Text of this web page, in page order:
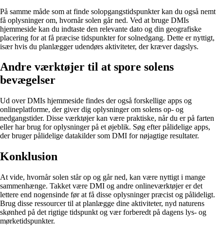
På samme måde som at finde solopgangstidspunkter kan du også nemt
få oplysninger om, hvornår solen går ned. Ved at bruge DMIs
hjemmeside kan du indtaste den relevante dato og din geografiske
placering for at få præcise tidspunkter for solnedgang. Dette er nyttigt,
især hvis du planlægger udendørs aktiviteter, der kræver dagslys.
Andre værktøjer til at spore solens
bevægelser
Ud over DMIs hjemmeside findes der også forskellige apps og
onlineplatforme, der giver dig oplysninger om solens op- og
nedgangstider. Disse værktøjer kan være praktiske, når du er på farten
eller har brug for oplysninger på et øjeblik. Søg efter pålidelige apps,
der bruger pålidelige datakilder som DMI for nøjagtige resultater.
Konklusion
At vide, hvornår solen står op og går ned, kan være nyttigt i mange
sammenhænge. Takket være DMI og andre onlineværktøjer er det
lettere end nogensinde før at få disse oplysninger præcist og pålideligt.
Brug disse ressourcer til at planlægge dine aktiviteter, nyd naturens
skønhed på det rigtige tidspunkt og vær forberedt på dagens lys- og
mørketidspunkter.